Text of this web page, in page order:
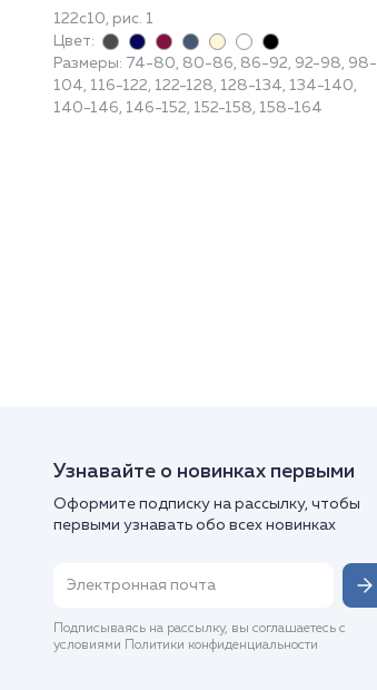
122с10, рис. 1
Цвет:
Размеры: 74-80, 80-86, 86-92, 92-98, 98-
104, 116-122, 122-128, 128-134, 134-140,
140-146, 146-152, 152-158, 158-164
Узнавайте о новинках первыми
Оформите подписку на рассылку, чтобы
первыми узнавать обо всех новинках
Подписываясь на рассылку, вы соглашаетесь с
условиями Политики конфиденциальности